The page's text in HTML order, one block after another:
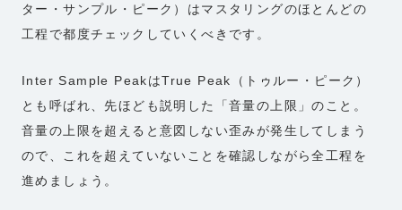
ター・サンプル・ピーク）はマスタリングのほとんどの
工程で都度チェックしていくべきです。
Inter Sample PeakはTrue Peak（トゥルー・ピーク）
とも呼ばれ、先ほども説明した「音量の上限」のこと。
音量の上限を超えると意図しない歪みが発生してしまう
ので、これを超えていないことを確認しながら全工程を
進めましょう。